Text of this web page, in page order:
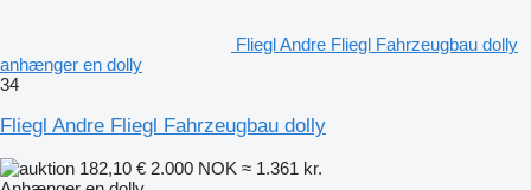
Fliegl Andre Fliegl Fahrzeugbau dolly
anhænger en dolly
34
Fliegl Andre Fliegl Fahrzeugbau dolly
182,10 € 2.000 NOK ≈ 1.361 kr.